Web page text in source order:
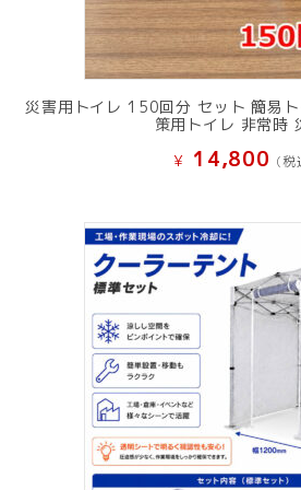
災害用トイレ 150回分 セット 簡易
策用トイレ 非常時
¥ 14,800 (税